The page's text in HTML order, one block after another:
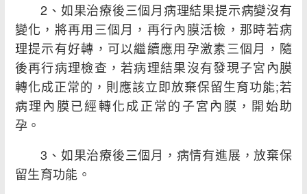
2、如果治療後三個月病理結果提示病變沒有
變化，將再用三個月，再行內膜活檢，那時若病
理提示有好轉，可以繼續應用孕激素三個月，隨
後再行病理檢查，若病理結果沒有發現子宮內膜
轉化成正常的，則應該立即放棄保留生育功能;若
病理內膜已經轉化成正常的子宮內膜，開始助
孕。
3、如果治療後三個月，病情有進展，放棄保
留生育功能。